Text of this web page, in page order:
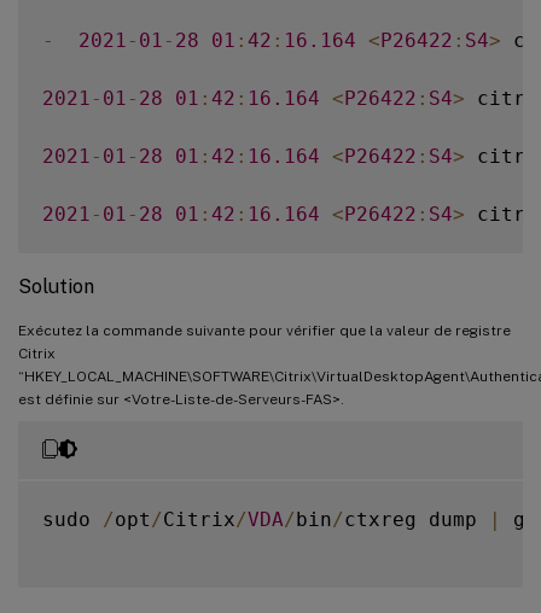
- 2021 - 01 - 28 01 : 42 : 16.164 <P26422 : S4>
2021 - 01 - 28 01 : 42 : 16.164 <P26422 : S4>
2021 - 01 - 28 01 : 42 : 16.164 <P26422 : S4>
2021 - 01 - 28 01 : 42 : 16.164 <P26422 : S4>
Solution
Exécutez la commande suivante pour vérifier que la valeur de registre
Citrix
est définie sur <Votre-Liste-de-Serveurs-FAS>.
sudo /opt /Citrix/VDA/bin/ctxreg dump |